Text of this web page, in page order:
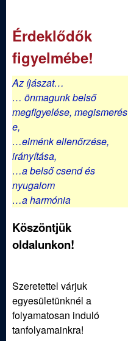
Érdeklődők
figyelmébe!
Az íjászat…
… önmagunk belső
megfigyelése, megismerés
e,
…elménk ellenőrzése,
irányítása,
…a belső csend és
nyugalom
…a harmónia
Köszöntjük
oldalunkon!
Szeretettel várjuk
egyesületünknél a
folyamatosan induló
tanfolyamainkra!